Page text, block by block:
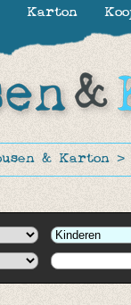
& Karton >
Karton